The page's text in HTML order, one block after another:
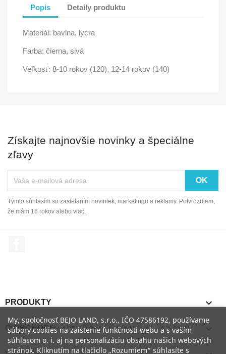
Popis Detaily produktu
Materiál: bavlna, lycra
Farba: čierna, sivá
Veľkosť: 8-10 rokov (120), 12-14 rokov (140)
Získajte najnovšie novinky a špeciálne
zľavy
Týmto súhlasím so zasielaním noviniek, marketingu a reklamy. Potvrdzujem,
že mám 16 rokov alebo viac.
PRODUKTY 
O OBCHODE
My, spoločnosť BEJO LAND, s.r.o., IČO 47586192, používame
súbory cookies na zaistenie funkčnosti webu a s vaším
súhlasom o. i. aj na personalizáciu obsahu našich webových
stránok. Kliknutím na tlačidlo „Rozumiem“ súhlasíte s